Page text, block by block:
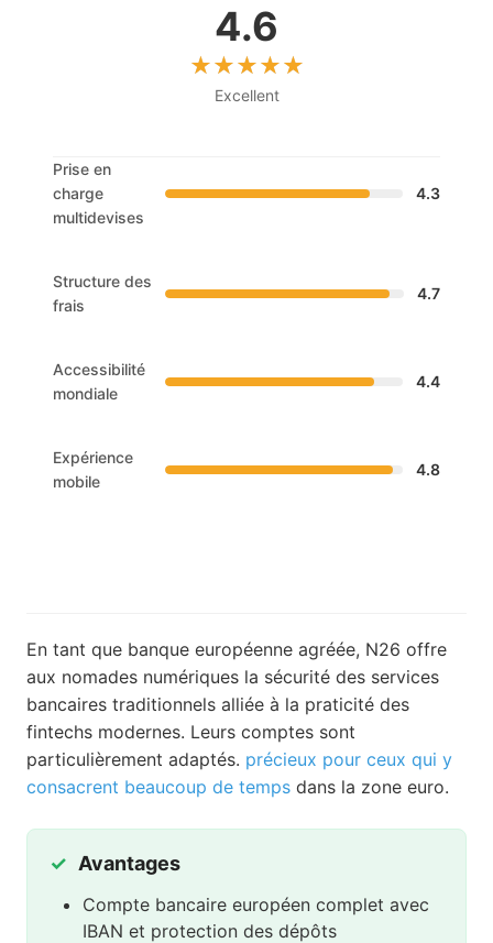
4.6
Excellent
Prise en
charge
multidevises
4.3
Structure des
frais
4.7
Accessibilité
mondiale
4.4
Expérience
mobile
4.8
En tant que banque européenne agréée, N26 offre
aux nomades numériques la sécurité des services
bancaires traditionnels alliée à la praticité des
fintechs modernes. Leurs comptes sont
particulièrement adaptés. précieux pour ceux qui y
consacrent beaucoup de temps dans la zone euro.
Avantages
Compte bancaire européen complet avec
IBAN et protection des dépôts